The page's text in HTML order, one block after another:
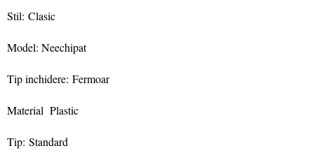
Stil: Clasic
Model: Neechipat
Tip inchidere: Fermoar
Material Plastic
Tip: Standard